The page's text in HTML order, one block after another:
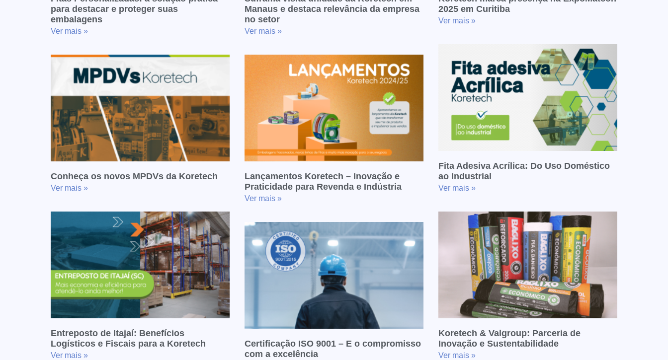
para destacar e proteger suas
embalagens
Ver mais »
Manaus e destaca relevância da empresa
no setor
Ver mais »
2025 em Curitiba
Ver mais »
Conheça os novos MPDVs da Koretech
Ver mais »
Lançamentos Koretech – Inovação e
Praticidade para Revenda e Indústria
Ver mais »
Fita Adesiva Acrílica: Do Uso Doméstico
ao Industrial
Ver mais »
Entreposto de Itajaí: Benefícios
Logísticos e Fiscais para a Koretech
Ver mais »
Certificação ISO 9001 – E o compromisso
com a excelência
Koretech & Valgroup: Parceria de
Inovação e Sustentabilidade
Ver mais »